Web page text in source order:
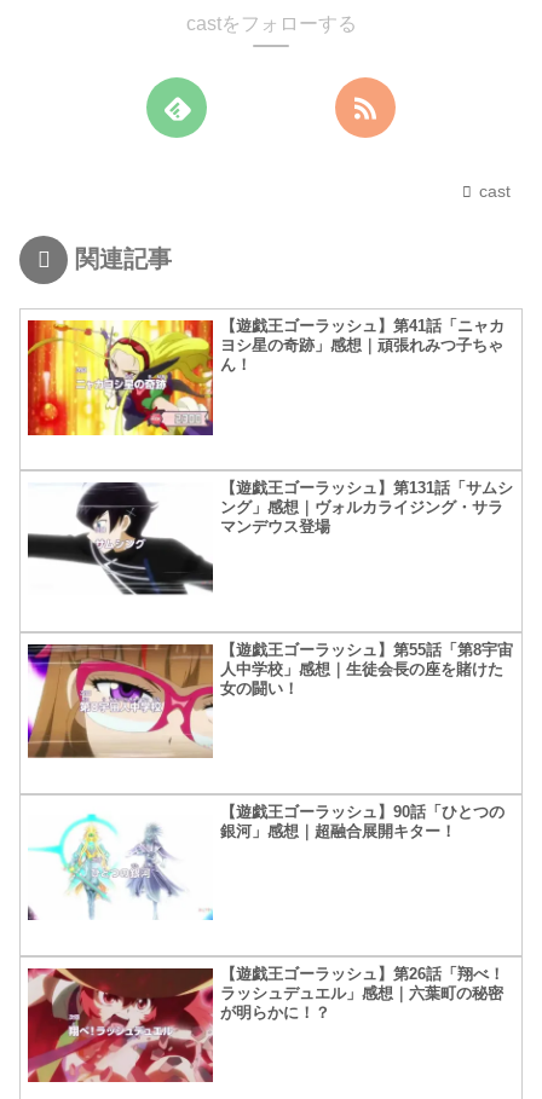
castをフォローする
cast
関連記事
【遊戯王ゴーラッシュ】第41話「ニャカ
ヨシ星の奇跡」感想｜頑張れみつ子ちゃ
ん！
【遊戯王ゴーラッシュ】第131話「サムシ
ング」感想｜ヴォルカライジング・サラ
マンデウス登場
【遊戯王ゴーラッシュ】第55話「第8宇宙
人中学校」感想｜生徒会長の座を賭けた
女の闘い！
【遊戯王ゴーラッシュ】90話「ひとつの
銀河」感想｜超融合展開キター！
【遊戯王ゴーラッシュ】第26話「翔べ！
ラッシュデュエル」感想｜六葉町の秘密
が明らかに！？